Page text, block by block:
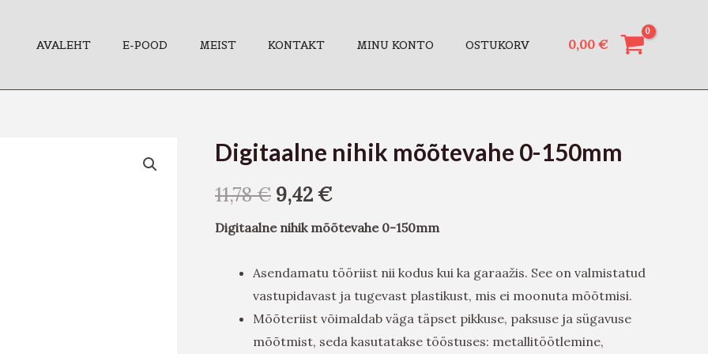
AVALEHT E-POOD MEIST KONTAKT MINU KONTO OSTUKORV 0,00 €
Digitaalne nihik mõõtevahe 0-150mm
11,78€ 9,42€
Digitaalne nihik mõõtevahe 0-150mm
Asendamatu tööriist nii kodus kui ka garaažis. See on valmistatud
vastupidavast ja tugevast plastikust, mis ei moonuta mõõtmisi.
Mõõteriist võimaldab väga täpset pikkuse, paksuse ja sügavuse
mõõtmist, seda kasutatakse tööstuses: metallitöötlemine,
Digitaalne
mõõtevahe
150mm